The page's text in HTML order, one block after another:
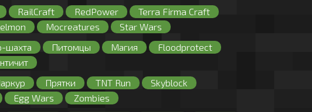
1.9.4 1.9.3 1.9.2 1.9.1 1.9 1.8.9
1.8.8
1.7.9 1.7.8 1.7.7 1.7.6 1.7.5
1.7.4
1.4.6 1.4.5 1.4.4 1.4.2 1.3.2
RailCraft RedPower
Terra Firma Craft
Mocreatures
Star Wars
лес Оружие
шахта Питомцы Магия
Floodprotect
Прятки TNT Run
Skyblock
Egg Wars
Zombies